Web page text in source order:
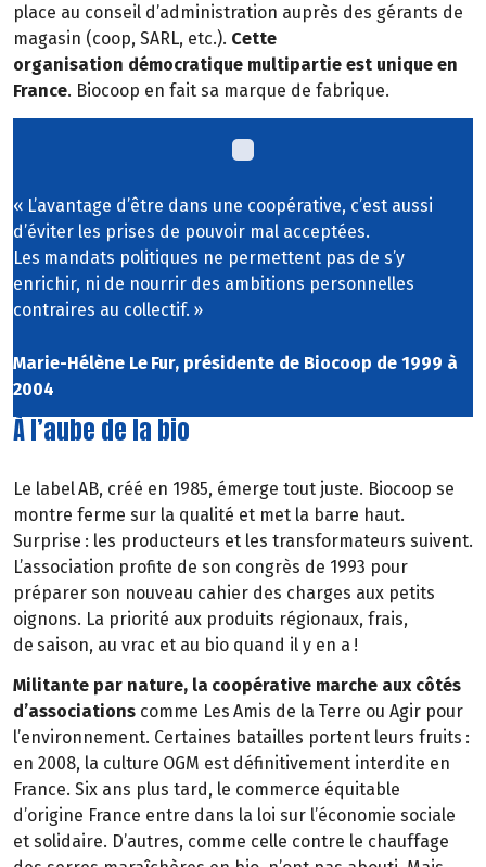
place au conseil d’administration auprès des gérants de
magasin (coop, SARL, etc.). Cette
organisation démocratique multipartie est unique en
France. Biocoop en fait sa marque de fabrique.
« L’avantage d’être dans une coopérative, c’est aussi
d’éviter les prises de pouvoir mal acceptées.
Les mandats politiques ne permettent pas de s’y
enrichir, ni de nourrir des ambitions personnelles
contraires au collectif. »
Marie-Hélène Le Fur, présidente de Biocoop de 1999 à
2004
À l’aube de la bio
Le labelAB, créé en 1985, émerge tout juste. Biocoop se
montre ferme sur la qualité et met la barre haut.
Surprise : les producteurs et les transformateurs suivent.
L’association profite de son congrès de 1993 pour
préparer son nouveau cahier des charges aux petits
oignons. La priorité aux produits régionaux, frais,
de saison, au vrac et au bio quand il y en a !
Militante par nature, la coopérative marche aux côtés
d’associations comme Les Amis de la Terre ou Agir pour
l’environnement. Certaines batailles portent leurs fruits :
en 2008, la culture OGM est définitivement interdite en
France. Six ans plus tard, le commerce équitable
d’origine France entre dans la loi sur l’économie sociale
et solidaire. D’autres, comme celle contre le chauffage